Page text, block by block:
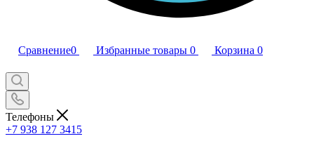
Сравнение0 Избранные товары 0 Корзина 0
Телефоны
+7 938 127 3415